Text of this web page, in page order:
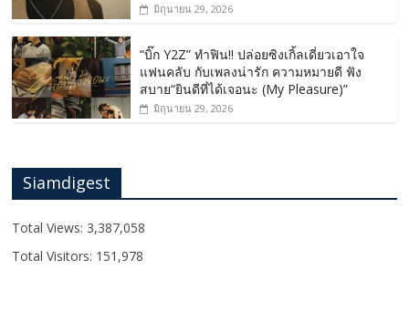
มิถุนายน 29, 2026
“บิ๊ก Y2Z” ทำฟิน!! ปล่อยซิงเกิ้ลเดี่ยวเอาใจ
แฟนคลับ กับเพลงน่ารัก ความหมายดี ฟัง
สบาย“ยินดีที่ได้เจอนะ (My Pleasure)”
มิถุนายน 29, 2026
Siamdigest
Total Views: 3,387,058
Total Visitors: 151,978